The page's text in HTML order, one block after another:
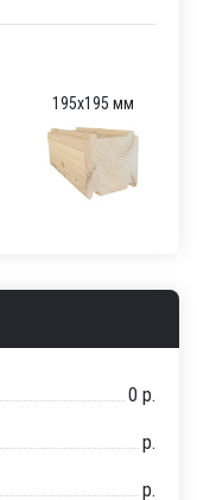
195х195 мм
0 р.
р.
р.